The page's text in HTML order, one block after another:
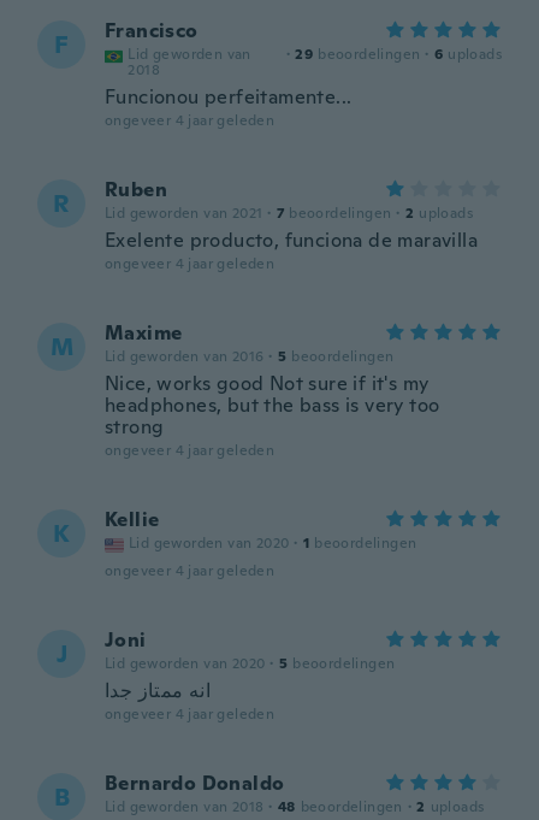
F Francisco
Lid geworden van
2018
· 29 beoordelingen · 6 uploads
Funcionou perfeitamente...
ongeveer 4 jaar geleden
R Ruben
Lid geworden van 2021 · 7 beoordelingen · 2 uploads
Exelente producto, funciona de maravilla
ongeveer 4 jaar geleden
M Maxime
Lid geworden van 2016 · 5 beoordelingen
Nice, works good Not sure if it's my
headphones, but the bass is very too
strong
ongeveer 4 jaar geleden
K Kellie
Lid geworden van 2020 · 1 beoordelingen
ongeveer 4 jaar geleden
J Joni
Lid geworden van 2020 · 5 beoordelingen
انه ممتاز جدا
ongeveer 4 jaar geleden
B Bernardo Donaldo
Lid geworden van 2018 · 48 beoordelingen · 2 uploads